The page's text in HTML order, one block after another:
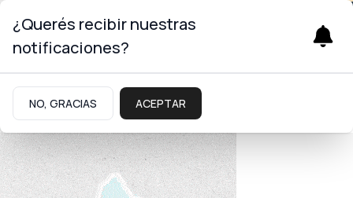
¿Querés recibir nuestras
notificaciones?
NO, GRACIAS ACEPTAR